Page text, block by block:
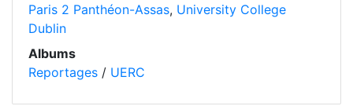
Paris 2 Panthéon-Assas, University College
Dublin
Albums
Reportages / UERC